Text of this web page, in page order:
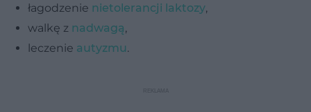
łagodzenie nietolerancji laktozy,
walkę z nadwagą,
leczenie autyzmu.